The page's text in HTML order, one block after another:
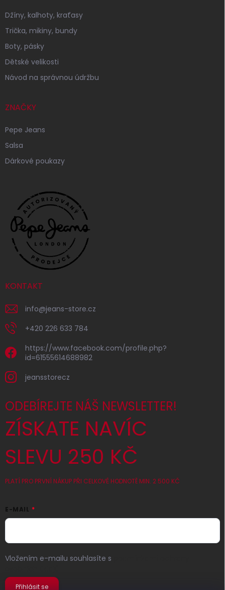
Džíny, kalhoty, kraťasy
Trička, mikiny, bundy
Boty, pásky
Dětské velikosti
Návod na správnou údržbu
ZNAČKY
Pepe Jeans
Salsa
Dárkové poukazy
KONTAKT
info@jeans-store.cz
+420 226 633 784
https://www.facebook.com/profile.php?
id=61555614688982
jeansstorecz
ODEBÍREJTE NÁŠ NEWSLETTER!
ZÍSKATE NAVÍC
SLEVU 250 KČ
PLATÍ PRO PRVNÍ NÁKUP PŘI CELKOVÉ HODNOTĚ MIN. 2 500 KČ
E-MAIL
Vložením e-mailu souhlasíte s
Přihlásit se